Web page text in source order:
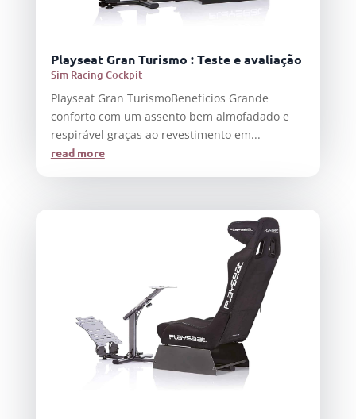
Playseat Gran Turismo : Teste e avaliação
Sim Racing Cockpit
Playseat Gran TurismoBenefícios Grande
conforto com um assento bem almofadado e
respirável graças ao revestimento em...
read more